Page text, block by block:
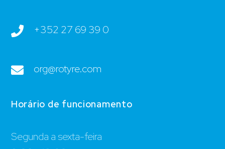
+352 27 69 39 0
org@rotyre.com
Horário de funcionamento
Segunda a sexta-feira